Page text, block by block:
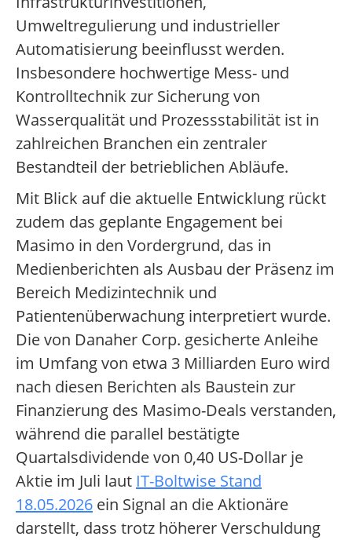
Umweltregulierung und industrieller
Automatisierung beeinflusst werden.
Insbesondere hochwertige Mess- und
Kontrolltechnik zur Sicherung von
Wasserqualität und Prozessstabilität ist in
zahlreichen Branchen ein zentraler
Bestandteil der betrieblichen Abläufe.
Mit Blick auf die aktuelle Entwicklung rückt
zudem das geplante Engagement bei
Masimo in den Vordergrund, das in
Medienberichten als Ausbau der Präsenz im
Bereich Medizintechnik und
Patientenüberwachung interpretiert wurde.
Die von Danaher Corp. gesicherte Anleihe
im Umfang von etwa 3 Milliarden Euro wird
nach diesen Berichten als Baustein zur
Finanzierung des Masimo-Deals verstanden,
während die parallel bestätigte
Quartalsdividende von 0,40 US-Dollar je
Aktie im Juli laut IT-Boltwise Stand
18.05.2026 ein Signal an die Aktionäre
darstellt, dass trotz höherer Verschuldung